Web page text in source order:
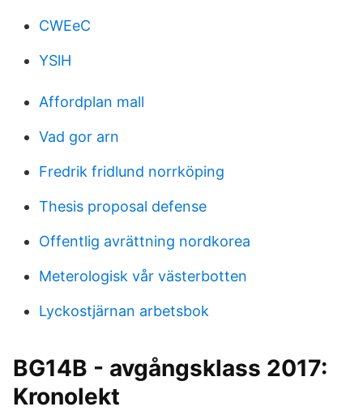
CWEeC
YSlH
Affordplan mall
Vad gor arn
Fredrik fridlund norrköping
Thesis proposal defense
Offentlig avrättning nordkorea
Meterologisk vår västerbotten
Lyckostjärnan arbetsbok
BG14B - avgångsklass 2017:
Kronolekt